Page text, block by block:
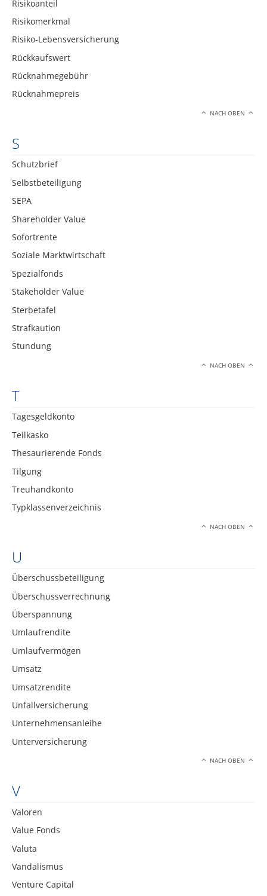
Risikoanteil
Risikomerkmal
Risiko-Lebensversicherung
Rückkaufswert
Rücknahmegebühr
Rücknahmepreis
NACH OBEN
S
Schutzbrief
Selbstbeteiligung
SEPA
Shareholder Value
Sofortrente
Soziale Marktwirtschaft
Spezialfonds
Stakeholder Value
Sterbetafel
Strafkaution
Stundung
NACH OBEN
T
Tagesgeldkonto
Teilkasko
Thesaurierende Fonds
Tilgung
Treuhandkonto
Typklassenverzeichnis
NACH OBEN
U
Überschussbeteiligung
Überschussverrechnung
Überspannung
Umlaufrendite
Umlaufvermögen
Umsatz
Umsatzrendite
Unfallversicherung
Unternehmensanleihe
Unterversicherung
NACH OBEN
V
Valoren
Value Fonds
Valuta
Vandalismus
Venture Capital